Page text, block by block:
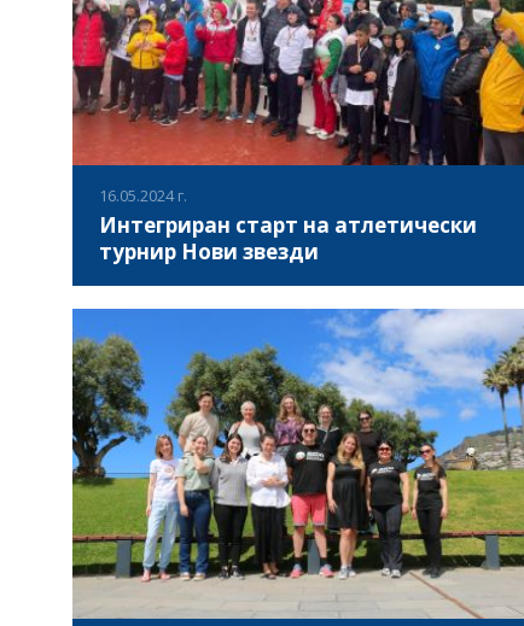
практически насоки, съвети за безопасност и подход
„стъпка по стъпка“ към изграждането на малките плувци.
16.05.2024 г.
Интегриран старт на атлетически
турнир Нови звезди
Левски“ се проведе атлетически турнир „Нови звезди“,
който бе организиран на изключително високо ниво от
спортен клуб КЛАСА и директорът на турнира – доц.
Пламен Нягин. 46-то издание на международния турнир
включи в програмата си 100 и 200 метра интегриран
старт, както и тласкане на гюле, в които взеха участие 53
атлети с интелектуални затруднения.
ВИЖ ПОВЕЧЕ